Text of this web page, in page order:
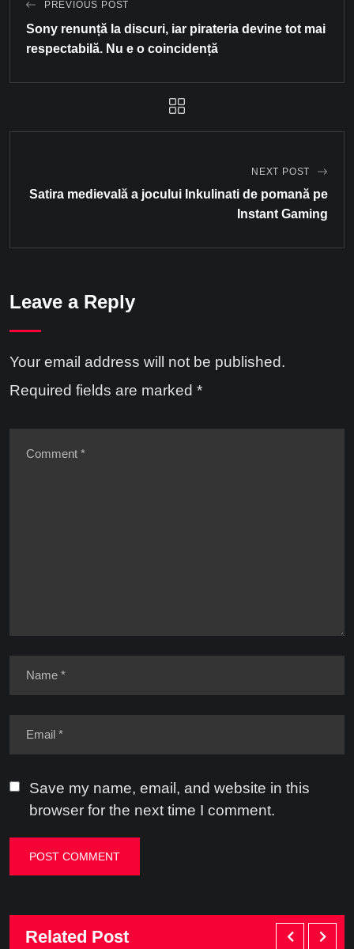
PREVIOUS POST
Sony renunță la discuri, iar pirateria devine tot mai
respectabilă. Nu e o coincidență
NEXT POST
Satira medievală a jocului Inkulinati de pomană pe
Instant Gaming
Leave a Reply
Your email address will not be published.
Required fields are marked *
Save my name, email, and website in this
browser for the next time I comment.
Related Post